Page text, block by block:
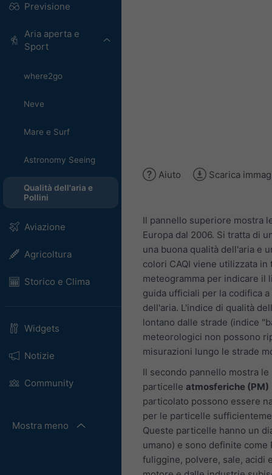
Previsione
Aria aperta e
Sport
where2go
Neve
Mare e Surf
Astronomy Seeing
Qualità dell'aria e
Pollini
Aviazione
Agricoltura
Storico e Clima
Widgets
Notizie
Community
Mostra meno
Aiuto Scarica
Il pannello superiore mostra
Europa dal 2006. Si tratta di
una buona qualità dell'aria e
colori CAQI viene utilizzata
meteogramma per indicare il
guida ufficiali per la codifica
dell'aria. L'indice di qualità
lontano dalle strade (indice
meteorologici non possono
misurazioni lungo le strade
Il secondo pannello mostra
particelle atmosferiche (PM)
particolato possono essere
per le particelle
Queste particelle hanno un
umano) e sono definite
fuliggine, polvere, sale, acidi